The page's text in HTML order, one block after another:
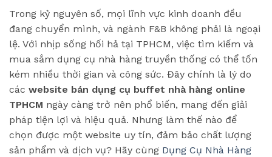
Trong kỷ nguyên số, mọi lĩnh vực kinh doanh đều
đang chuyển mình, và ngành F&B không phải là ngoại
lệ. Với nhịp sống hối hả tại TPHCM, việc tìm kiếm và
mua sắm dụng cụ nhà hàng truyền thống có thể tốn
kém nhiều thời gian và công sức. Đây chính là lý do
các website bán dụng cụ buffet nhà hàng online
TPHCM ngày càng trở nên phổ biến, mang đến giải
pháp tiện lợi và hiệu quả. Nhưng làm thế nào để
chọn được một website uy tín, đảm bảo chất lượng
sản phẩm và dịch vụ? Hãy cùng Dụng Cụ Nhà Hàng